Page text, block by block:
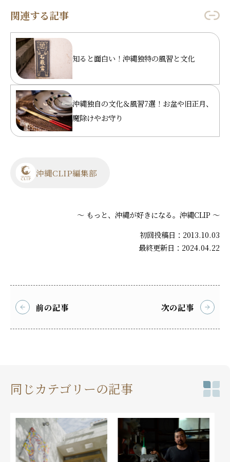
関連する記事
知ると面白い！沖縄独特の風習と文化
沖縄独自の文化＆風習7選！お盆や旧正月、
魔除けやお守り
沖縄CLIP編集部
～ もっと、沖縄が好きになる。沖縄CLIP ～
初回投稿日：2013.10.03
最終更新日：2024.04.22
前の記事 次の記事
同じカテゴリーの記事